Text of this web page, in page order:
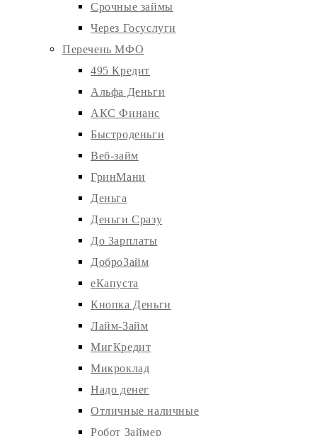
Срочные займы
Через Госуслуги
Перечень МФО
495 Кредит
Альфа Деньги
АКС Финанс
Быстроденьги
Веб-займ
ГринМани
Деньга
Деньги Сразу
До Зарплаты
ДоброЗайм
еКапуста
Кнопка Деньги
Лайм-Займ
МигКредит
Микроклад
Надо денег
Отличные наличные
Робот Займер